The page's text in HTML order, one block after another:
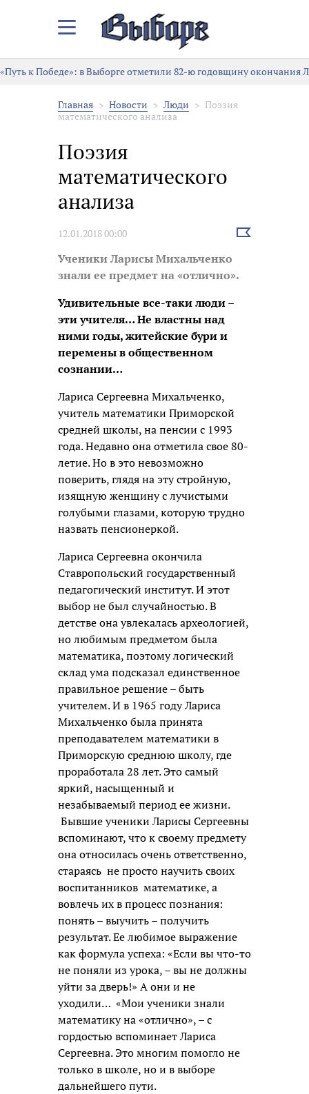
Закрыть/
меню
«Путь к Победе»: в Выборге отметили 82-ю годовщину окончания
Главная Новости Люди
Поэзия
математического анализа
Поэзия
математического
анализа
12.01.2018 00:00
Выбрать
Ученики Ларисы Михальченко
знали ее предмет на «отлично».
Удивительные все-таки люди –
эти учителя… Не властны над
ними годы, житейские бури и
перемены в общественном
сознании…
Лариса Сергеевна Михальченко,
учитель математики Приморской
средней школы, на пенсии с 1993
года. Недавно она отметила свое 80-
летие. Но в это невозможно
поверить, глядя на эту стройную,
изящную женщину с лучистыми
голубыми глазами, которую трудно
назвать пенсионеркой.
Лариса Сергеевна окончила
Ставропольский государственный
педагогический институт. И этот
выбор не был случайностью. В
детстве она увлекалась археологией,
но любимым предметом была
математика, поэтому логический
склад ума подсказал единственное
правильное решение – быть
учителем. И в 1965 году Лариса
Михальченко была принята
преподавателем математики в
Приморскую среднюю школу, где
проработала 28 лет. Это самый
яркий, насыщенный и
незабываемый период ее жизни.
Бывшие ученики Ларисы Сергеевны
вспоминают, что к своему предмету
она относилась очень ответственно,
стараясь не просто научить своих
воспитанников математике, а
вовлечь их в процесс познания:
понять – выучить – получить
результат. Ее любимое выражение
как формула успеха: «Если вы что-то
не поняли из урока, – вы не должны
уйти за дверь!» А они и не
уходили… «Мои ученики знали
математику на «отлично», – с
гордостью вспоминает Лариса
Сергеевна. Это многим помогло не
только в школе, но и в выборе
дальнейшего пути.